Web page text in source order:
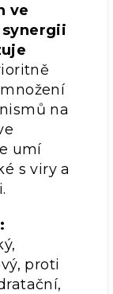
ve
na
umí
s viry a
proti